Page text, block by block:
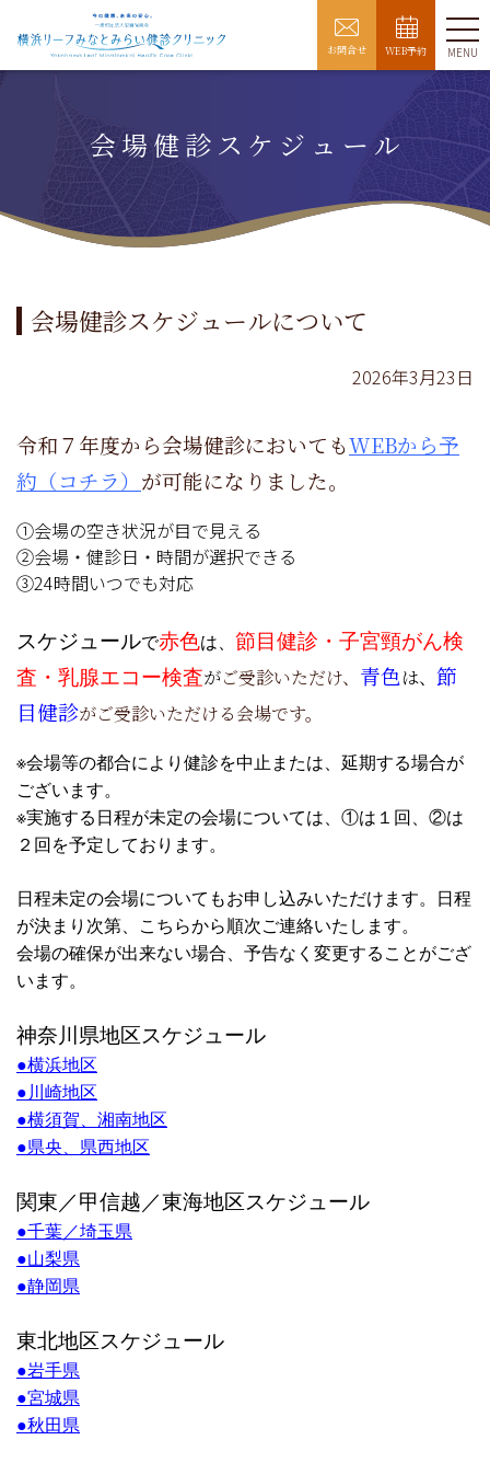
コンテンツへスキップ
お問合せ WEB予約 MENU
会場健診スケジュール
会場健診スケジュールについて
2026年3月23日
令和７年度から会場健診においてもWEBから予
約（コチラ） が可能になりました。
①会場の空き状況が目で見える
②会場・健診日・時間が選択できる
③24時間いつでも対応
スケジュールで赤色は、 節目健診・子宮頸がん検
査・乳腺エコー検査がご受診いただけ、 青色は、 節
目健診がご受診いただける会場です。
※会場等の都合により健診を中止または、延期する場合が
ございます。
※実施する日程が未定の会場については、①は１回、②は
２回を予定しております。
日程未定の会場についてもお申し込みいただけます。日程
が決まり次第、こちらから順次ご連絡いたします。
会場の確保が出来ない場合、予告なく変更することがござ
います。
神奈川県地区スケジュール
●横浜地区
●川崎地区
●横須賀、湘南地区
●県央、県西地区
関東／甲信越／東海地区スケジュール
●千葉／埼玉県
●山梨県
●静岡県
東北地区スケジュール
●岩手県
●宮城県
●秋田県